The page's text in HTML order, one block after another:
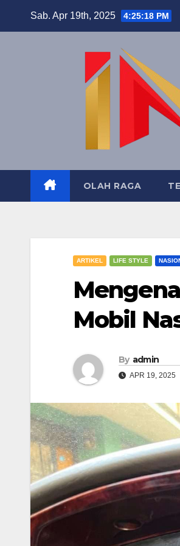
Sab. Apr 19th, 2025 4:25:19 PM
OLAH RAGA
ARTIKEL LIFE STYLE
Mobil
By admin
APR 19, 2025